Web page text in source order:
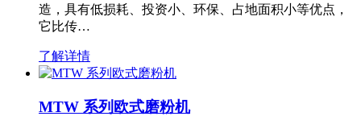
造，具有低损耗、投资小、环保、占地面积小等优点，
它比传…
了解详情
MTW 系列欧式磨粉机